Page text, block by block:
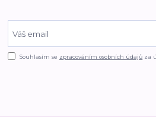
Souhlasím se zpracováním osobních údajů za